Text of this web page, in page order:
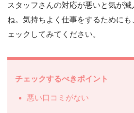
スタッフさんの対応が悪いと気が滅
ね。気持ちよく仕事をするために
ェックしてみてください。
チェックするべきポイント
悪い口コミがない